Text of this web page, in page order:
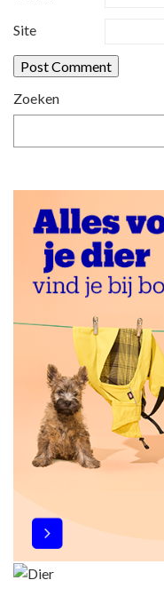
Site
Zoeken